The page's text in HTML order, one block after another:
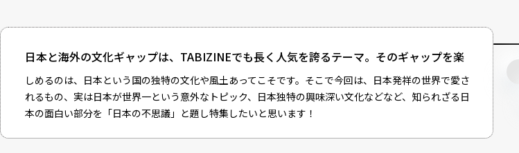
日本と海外の文化ギャップは、TABIZINEでも長く人気を誇るテーマ。そのギャップを楽
しめるのは、日本という国の独特の文化や風土あってこそです。そこで今回は、日本発祥の世界で愛さ
れるもの、実は日本が世界一という意外なトピック、日本独特の興味深い文化などなど、知られざる日
本の面白い部分を「日本の不思議」と題し特集したいと思います！